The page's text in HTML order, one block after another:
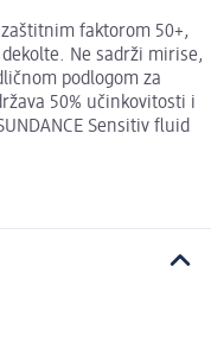
faktorom 50+,
Ne sadrži mirise,
podlogom za
50% učinkovitosti i
Sensitiv fluid